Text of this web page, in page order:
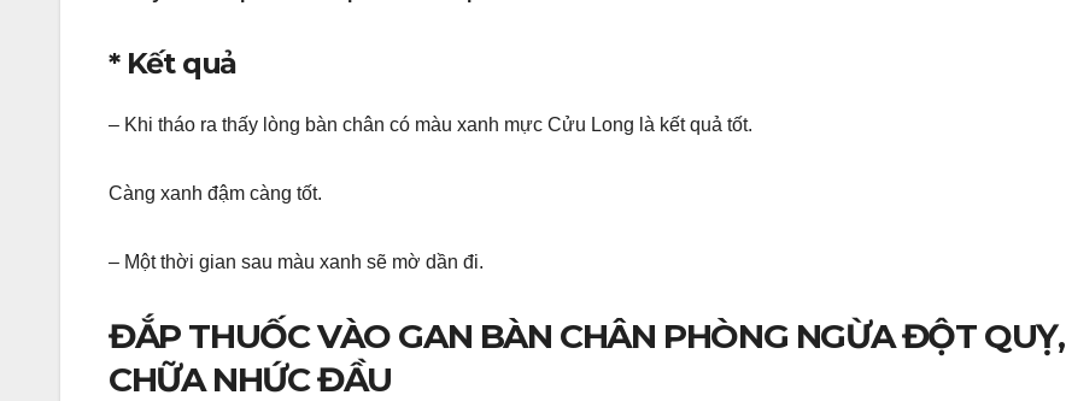
* Kết quả
– Khi tháo ra thấy lòng bàn chân có màu xanh mực Cửu Long là kết quả tốt.
Càng xanh đậm càng tốt.
– Một thời gian sau màu xanh sẽ mờ dần đi.
ĐẮP THUỐC VÀO GAN BÀN CHÂN PHÒNG NGỪA ĐỘT QUỴ,
CHỮA NHỨC ĐẦU